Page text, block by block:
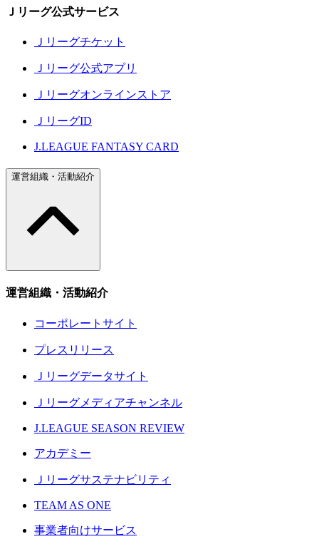
Ｊリーグ公式サービス
Ｊリーグチケット
Ｊリーグ公式アプリ
Ｊリーグオンラインストア
ＪリーグID
J.LEAGUE FANTASY CARD
運営組織・活動紹介
運営組織・活動紹介
コーポレートサイト
プレスリリース
Ｊリーグデータサイト
Ｊリーグメディアチャンネル
J.LEAGUE SEASON REVIEW
アカデミー
Ｊリーグサステナビリティ
TEAM AS ONE
事業者向けサービス